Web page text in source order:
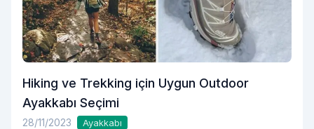
Hiking ve Trekking için Uygun Outdoor
Ayakkabı Seçimi
28/11/2023 Ayakkabı